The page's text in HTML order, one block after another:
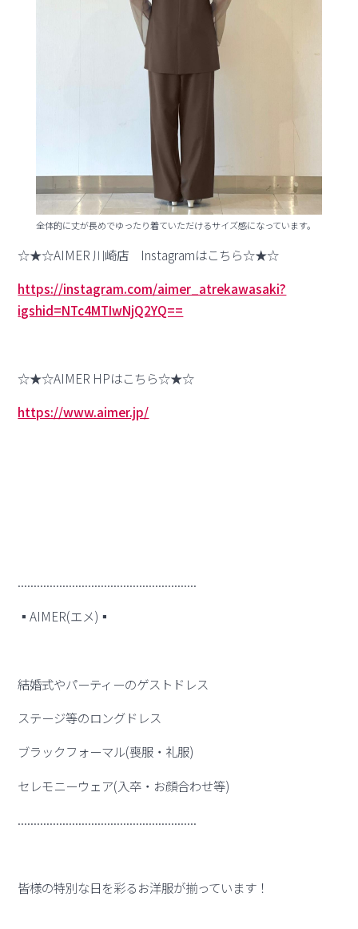
全体的に丈が長めでゆったり着ていただけるサイズ感になっています。
☆★☆AIMER 川崎店 Instagramはこちら☆★☆
https://instagram.com/aimer_atrekawasaki?
igshid=NTc4MTIwNjQ2YQ==
☆★☆AIMER HPはこちら☆★☆
https://www.aimer.jp/
........................................................
▪︎AIMER(エメ)▪︎
結婚式やパーティーのゲストドレス
ステージ等のロングドレス
ブラックフォーマル(喪服・礼服)
セレモニーウェア(入卒・お顔合わせ等)
........................................................
皆様の特別な日を彩るお洋服が揃っています！